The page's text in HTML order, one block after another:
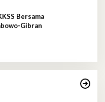
Bersama
Gibran